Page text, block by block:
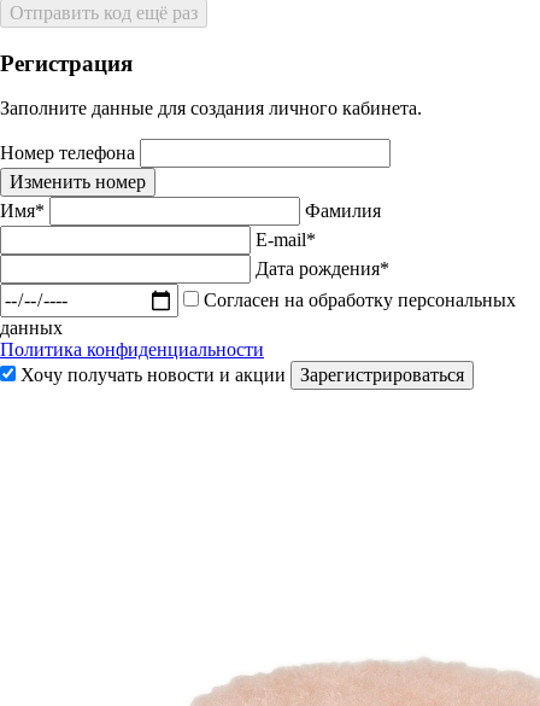
Отправить код ещё раз
Регистрация
Заполните данные для создания личного кабинета.
Номер телефона
Изменить номер
Имя*
Фамилия
E-mail*
Дата рождения*
Согласен на обработку персональных
данных
Политика конфиденциальности
Хочу получать новости и акции
Зарегистрироваться